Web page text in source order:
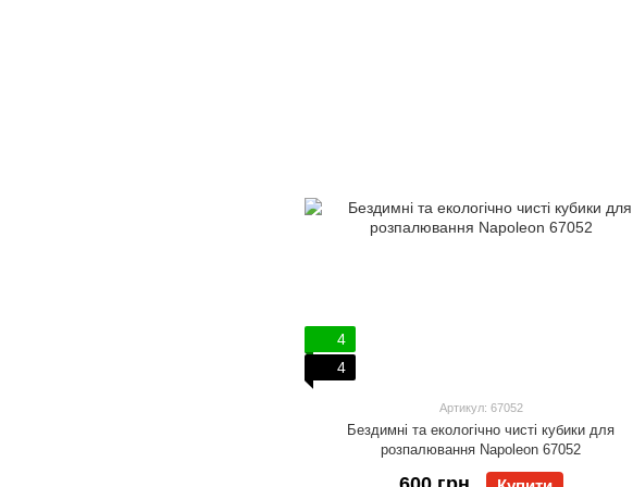
4
4
Артикул: 67052
Бездимні та екологічно чисті кубики для
розпалювання Napoleon 67052